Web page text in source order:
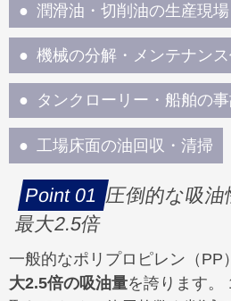
潤滑油・切削油の生産現場
機械の分解・メンテナン
タンクローリー・船舶の
工場床面の油回収・清掃
圧倒的な吸油
最大2.5倍
一般的なポリプロピレン（PP
大2.5倍の吸油量を誇ります。